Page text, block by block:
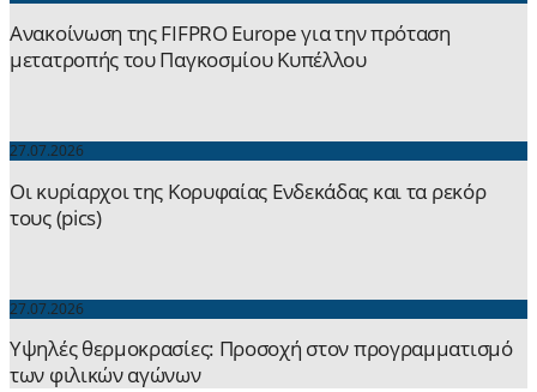
Ανακοίνωση της FIFPRO Europe για την πρόταση
μετατροπής του Παγκοσμίου Κυπέλλου
27.07.2026
Οι κυρίαρχοι της Κορυφαίας Ενδεκάδας και τα ρεκόρ
τους (pics)
27.07.2026
Yψηλές θερμοκρασίες: Προσοχή στον προγραμματισμό
των φιλικών αγώνων